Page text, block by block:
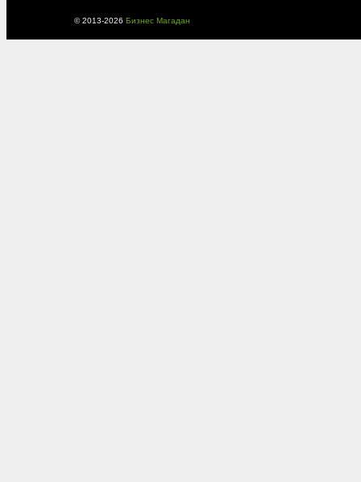
© 2013-2026 Бизнес Магадан